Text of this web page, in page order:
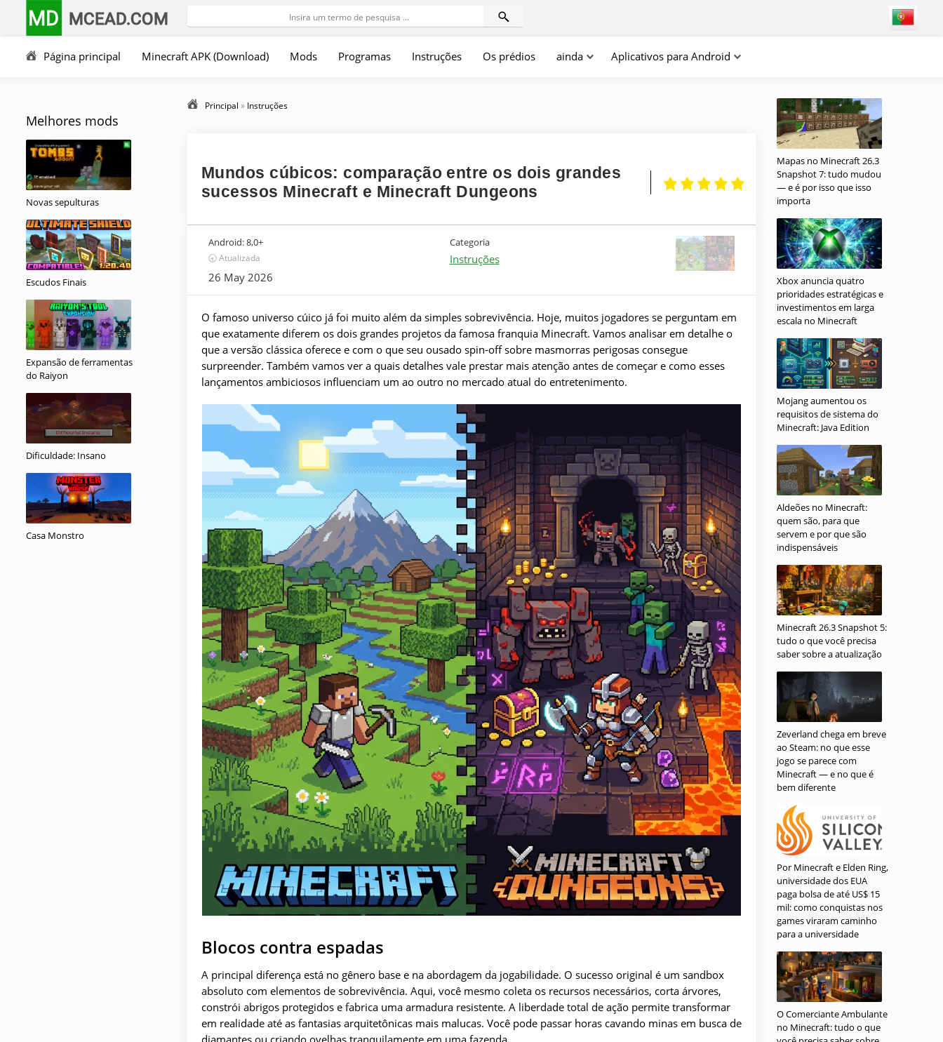
MD MCEAD.COM
Página principal Minecraft APK (Download) Mods Programas Instruções Os prédios ainda Aplicativos para Android
Melhores mods
Novas sepulturas
Escudos Finais
Expansão de ferramentas
do Raiyon
Dificuldade: Insano
Casa Monstro
Principal » Instruções
Mundos cúbicos: comparação entre os dois grandes
sucessos Minecraft e Minecraft Dungeons
Android:8,0+
🕣 Atualizada
26 May 2026
Categoria
Instruções
O famoso universo cúico já foi muito além da simples sobrevivência. Hoje, muitos jogadores se perguntam em
que exatamente diferem os dois grandes projetos da famosa franquia Minecraft. Vamos analisar em detalhe o
que a versão clássica oferece e com o que seu ousado spin-off sobre masmorras perigosas consegue
surpreender. Também vamos ver a quais detalhes vale prestar mais atenção antes de começar e como esses
lançamentos ambiciosos influenciam um ao outro no mercado atual do entretenimento.
Blocos contra espadas
A principal diferença está no gênero base e na abordagem da jogabilidade. O sucesso original é um sandbox
absoluto com elementos de sobrevivência. Aqui, você mesmo coleta os recursos necessários, corta árvores,
constrói abrigos protegidos e fabrica uma armadura resistente. A liberdade total de ação permite transformar
em realidade até as fantasias arquitetônicas mais malucas. Você pode passar horas cavando minas em busca de
diamantes ou criando ovelhas tranquilamente em uma fazenda.
Mapas no Minecraft 26.3
Snapshot 7: tudo mudou
— e é por isso que isso
importa
Xbox anuncia quatro
prioridades estratégicas e
investimentos em larga
escala no Minecraft
Mojang aumentou os
requisitos de sistema do
Minecraft: Java Edition
Aldeões no Minecraft:
quem são, para que
servem e por que são
indispensáveis
Minecraft 26.3 Snapshot 5:
tudo o que você precisa
saber sobre a atualização
Zeverland chega em breve
ao Steam: no que esse
jogo se parece com
Minecraft — e no que é
bem diferente
Por Minecraft e Elden Ring,
universidade dos EUA
paga bolsa de até US$ 15
mil: como conquistas nos
games viraram caminho
para a universidade
O Comerciante Ambulante
no Minecraft: tudo o que